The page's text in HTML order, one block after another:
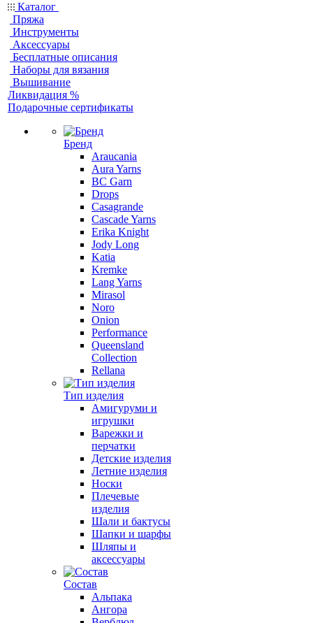
Каталог
Пряжа
Инструменты
Аксессуары
Бесплатные описания
Наборы для вязания
Вышивание
Ликвидация %
Подарочные сертификаты
Бренд
Araucania
Aura Yarns
BC Garn
Drops
Casagrande
Cascade Yarns
Erika Knight
Jody Long
Katia
Kremke
Lang Yarns
Mirasol
Noro
Onion
Performance
Queensland
Collection
Rellana
Тип изделия
Амигуруми и
игрушки
Варежки и
перчатки
Детские изделия
Летние изделия
Носки
Плечевые
изделия
Шали и бактусы
Шапки и шарфы
Шляпы и
аксессуары
Состав
Альпака
Ангора